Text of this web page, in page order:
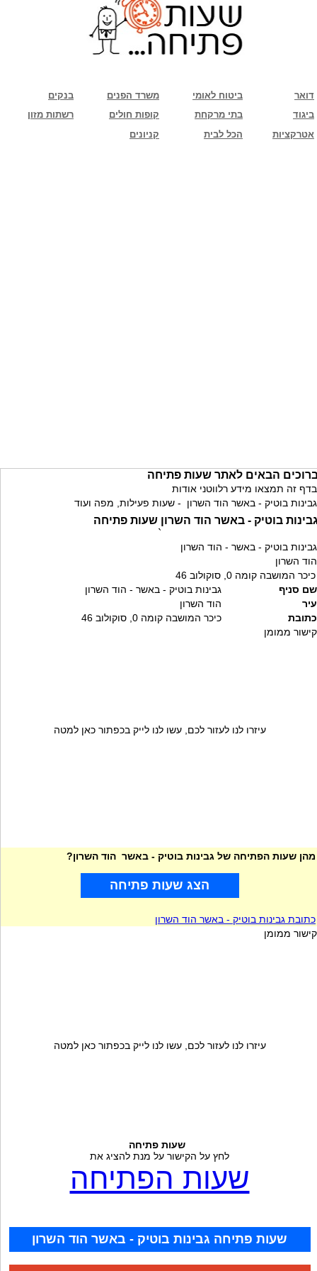
בנקים משרד הפנים ביטוח לאומי
דואר
רשתות מזון
קופות חולים בתי מרקחת
ביגוד
קניונים
הכל לבית אטרקציות
הבאים לאתר שעות פתיחה
בדף זה תמצאו מידע רלווטני אודות
גבינות בוטיק - באשר הוד השרון - שעות פעילות, מפה ועוד
בוטיק - באשר הוד השרון שעות פתיחה
`
גבינות בוטיק - באשר - הוד השרון
הוד השרון
כיכר המושבה קומה 0, סוקולוב 46
שם סניף
גבינות בוטיק - באשר - הוד השרון
עיר
הוד השרון
כתובת
כיכר המושבה קומה 0, סוקולוב 46
קישור ממומן
עיזרו לנו לעזור לכם, עשו לנו לייק בכפתור כאן למטה
מהן שעות הפתיחה של גבינות בוטיק - באשר הוד השרון?
הצג שעות פתיחה
כתובת גבינות בוטיק - באשר הוד השרון
קישור ממומן
עיזרו לנו לעזור לכם, עשו לנו לייק בכפתור כאן למטה
שעות פתיחה
לחץ על הקישור על מנת להציג את
שעות הפתיחה
שעות פתיחה גבינות בוטיק - באשר הוד השרון